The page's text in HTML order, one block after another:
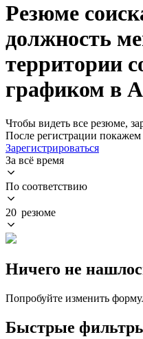
Резюме
должность
территории
графиком в
Чтобы видеть все резюме,
После регистрации
Зарегистрироваться
За всё время
По соответствию
20 резюме
Ничего не
Попробуйте изменить
Быстрые